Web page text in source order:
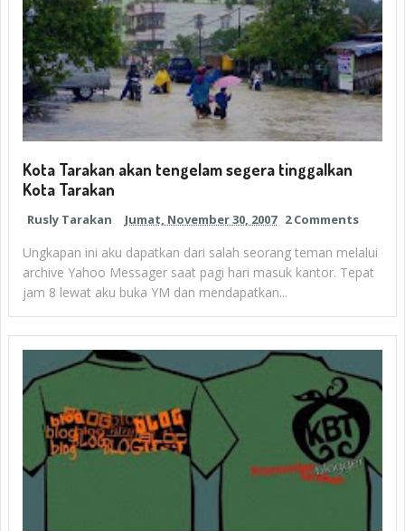
Kota Tarakan akan tengelam segera tinggalkan
Kota Tarakan
Rusly Tarakan Jumat, November 30, 2007 2 Comments
Ungkapan ini aku dapatkan dari salah seorang teman melalui
archive Yahoo Messager saat pagi hari masuk kantor. Tepat
jam 8 lewat aku buka YM dan mendapatkan...